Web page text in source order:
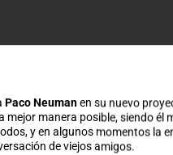
Paco Neumanen su nuevo
mejor manera posible, siendo él
y en algunos momentos la
de viejos amigos.